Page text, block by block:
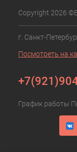
Copyright 2026
г. Санкт-
Посмотреть на
График работы